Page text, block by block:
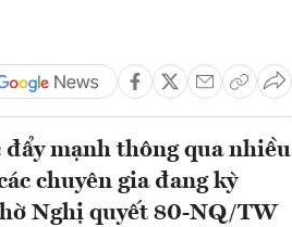
mạnh thông qua nhiều
chuyên gia đang kỳ
Nghị quyết 80-NQ/TW